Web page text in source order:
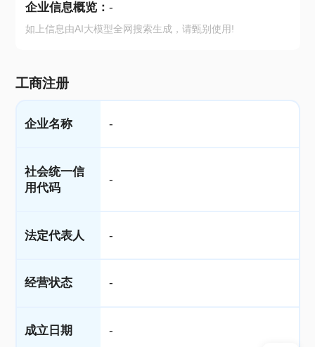
企业信息概览： -
如上信息由AI大模型全网搜索生成，请甄别使用!
工商注册
企业名称 -
社会统一信
用代码
-
法定代表人 -
经营状态 -
成立日期 -